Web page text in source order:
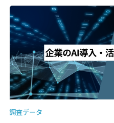
調査データ